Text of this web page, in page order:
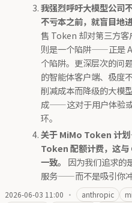
我强烈呼吁大模型公司
不亏本之前，就盲目地
售 Token 却对第三方
则是一个陷阱——正是
个陷阱。更深层次的问
的智能体客户端、极度
削减成本而降级的大模
成——这对于用户体验
环。
关于 MiMo Token 计
Token 配额计费，这
一致。
因为我们追求的
服务——而不是吸引你冲
2026-06-03 11:00 · anthropic